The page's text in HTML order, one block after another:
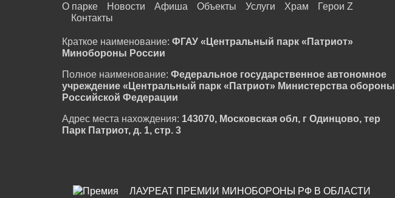
О парке Новости Афиша Объекты Услуги Храм
Герои Z
Контакты
Краткое наименование: ФГАУ «Центральный парк «Патриот»
Минобороны России
Полное наименование: Федеральное государственное автономное
учреждение «Центральный парк «Патриот» Министерства обороны
Российской Федерации
Адрес места нахождения: 143070, Московская обл, г Одинцово, тер
Парк Патриот, д. 1, стр. 3
ЛАУРЕАТ ПРЕМИИ МИНОБОРОНЫ РФ В ОБЛАСТИ